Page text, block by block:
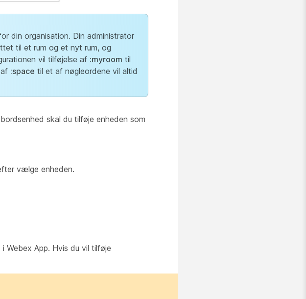
din organisation. Din administrator
til et rum og et nyt rum, og
vil tilføjelse af :myroom til
:space til et af nøgleordene vil altid
skal du tilføje enheden som
vælge enheden.
Webex App. Hvis du vil tilføje